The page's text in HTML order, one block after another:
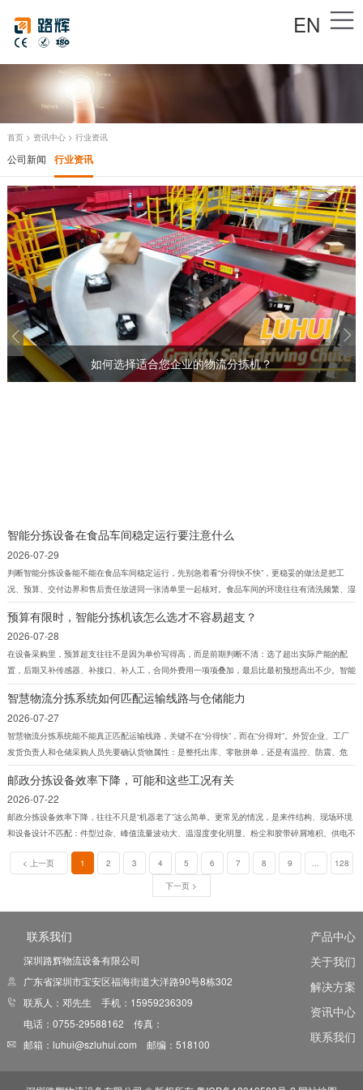
EN
首页> 资讯中心> 行业资讯
公司新闻 行业资讯
如何选择适合您企业的物流分拣机？
智能分拣设备在食品车间稳定运行要注意什么
2026-07-29
判断智能分拣设备能不能在食品车间稳定运行，先别急着看“分得快不快”，更稳妥的做法是把工
况、预算、交付边界和售后责任放进同一张清单里一起核对。食品车间的环境往往有清洗频繁、湿
气较重、粉尘或油污干扰、班次连续等特点，设备一旦和现场不匹配，故障率、停机时间和维护成
本都会很快放大。采购、工程和设备维护人员关注的，不只是设备本身，还包括交付是否到位、备
件是否稳定、服务响应是否清楚。
预算有限时，智能分拣机该怎么选才不容易超支？
2026-07-28
在设备采购里，预算超支往往不是因为单价写得高，而是前期判断不清：选了超出实际产能的配
置，后期又补传感器、补接口、补人工，合同外费用一项项叠加，最后比最初预想高出不少。智能
分拣机尤其如此，真正需要先弄明白的，不是“设备有多先进”，而是“现阶段到底要解决什么分拣问
题，边界在哪里”。 如果目标是控制预算，选型就不能只看宣传页上的功能名词，而要把需求、场
景、接口、维护和交付方式逐
智慧物流分拣系统如何匹配运输线路与仓储能力
2026-07-27
智慧物流分拣系统能不能真正匹配运输线路，关键不在“分得快”，而在“分得对”。外贸企业、工厂
发货负责人和仓储采购人员先要确认货物属性：是整托出库、零散拼单，还是有温控、防震、危
化、超长超重等限制。不同货物适合的运输方式并不相同，普通快运、专线、零担、整车、海运前
后段接驳，所对应的分拣逻辑、装载方式和仓内暂存要求也不同。 判断方法可以从运输方案入
手，看线路是否明确起讫点、换装节点、截单时间、班次频率和异常转运规则。若系统只能按重量
或体积自动分流，却无法识别目的地时效等级、客户预约卸货窗口和车辆类型，后续
邮政分拣设备效率下降，可能和这些工况有关
2026-07-22
邮政分拣设备效率下降，往往不只是“机器老了”这么简单。更常见的情况，是来件结构、现场环境
和设备设计不匹配：件型过杂、峰值流量波动大、温湿度变化明显、粉尘和胶带碎屑堆积、供电不
稳，都会让输送、识别、分拣和集包节拍被拉慢。对生产负责人和采购人员来说，先判断工况是否
稳定，比先追着参数表看速度更有意义。 选型时，不能只盯着设备名称和宣传语。需要对照技术
参数表、样机测试条件、现场案例边界、质保条款和检测报告，看设备到底是在什么件型、什么班
次、什么环境下跑出来的结果。如果公开资料没有写清适用范围，后续效率下降后
< 上一页 1 2 3 4 5 6 7 8 9 ...
128
下一页 >
联系我们
深圳路辉物流设备有限公司
广东省深圳市宝安区福海街道大洋路90号8栋302
联系人：邓先生 手机：15959236309
电话：0755-29588162 传真：
邮箱：luhui@szluhui.com 邮编：518100
产品中心
关于我们
解决方案
资讯中心
联系我们